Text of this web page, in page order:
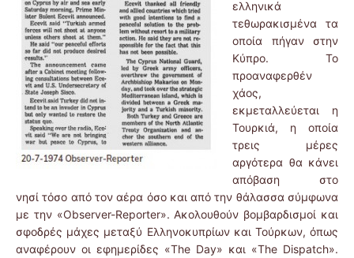
ελληνικά
τεθωρακισμένα τα
οποία πήγαν στην
Κύπρο. Το
προαναφερθέν
χάος,
εκμεταλλεύεται η
Τουρκιά, η οποία
τρεις μέρες
αργότερα θα κάνει
απόβαση στο
νησί τόσο από τον αέρα όσο και από την θάλασσα σύμφωνα
με την «Observer-Reporter». Ακολουθούν βομβαρδισμοί και
σφοδρές μάχες μεταξύ Ελληνοκυπρίων και Τούρκων, όπως
αναφέρουν οι εφημερίδες «The Day» και «The Dispatch».